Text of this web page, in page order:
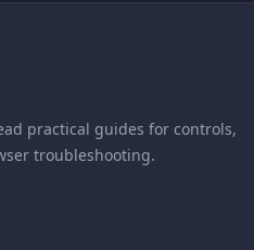
practical guides for controls,
troubleshooting.